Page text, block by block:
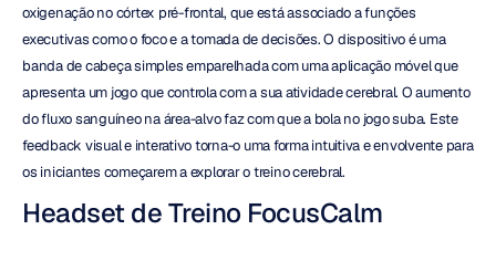
oxigenação no córtex pré-frontal, que está associado a funções
executivas como o foco e a tomada de decisões. O dispositivo é uma
banda de cabeça simples emparelhada com uma aplicação móvel que
apresenta um jogo que controla com a sua atividade cerebral. O aumento
do fluxo sanguíneo na área-alvo faz com que a bola no jogo suba. Este
feedback visual e interativo torna-o uma forma intuitiva e envolvente para
os iniciantes começarem a explorar o treino cerebral.
Headset de Treino FocusCalm